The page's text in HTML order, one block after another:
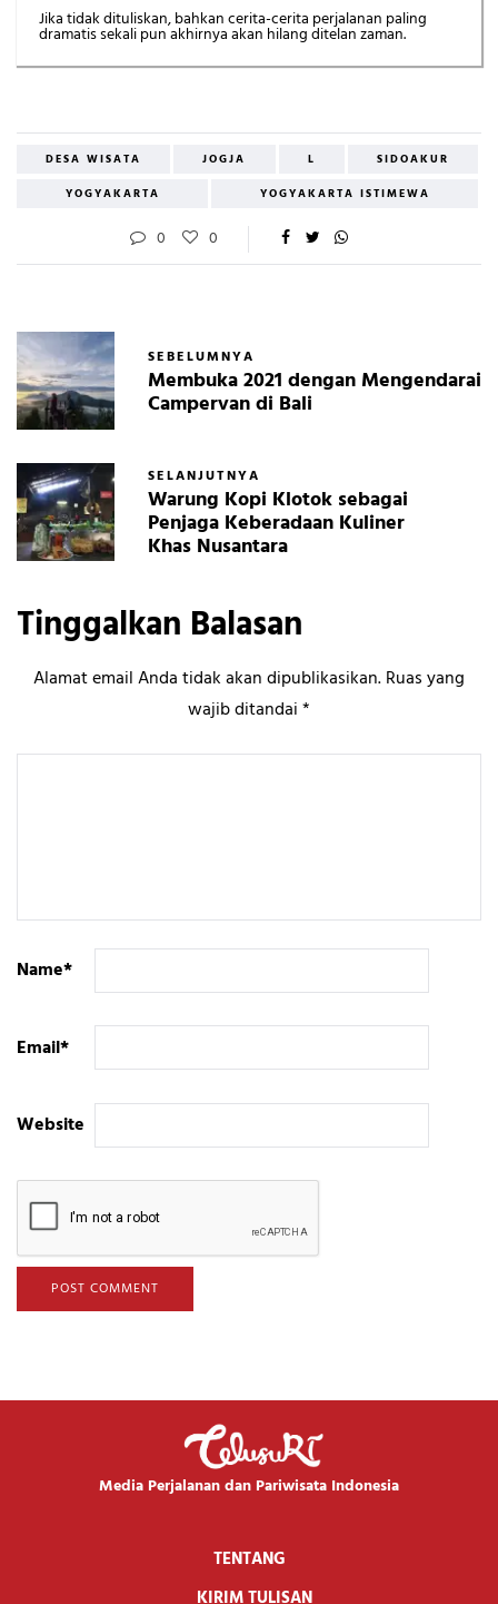
Jika tidak dituliskan, bahkan cerita-cerita perjalanan paling
dramatis sekali pun akhirnya akan hilang ditelan zaman.
DESA WISATA JOGJA L
SIDOAKUR
YOGYAKARTA
YOGYAKARTA ISTIMEWA
0 0
SEBELUMNYA
Membuka 2021 dengan Mengendarai
Campervan di Bali
SELANJUTNYA
Warung Kopi Klotok sebagai
Penjaga Keberadaan Kuliner
Khas Nusantara
Tinggalkan Balasan
Alamat email Anda tidak akan dipublikasikan.Ruas yang
wajib ditandai*
Name*
Email*
Website
Media Perjalanan dan Pariwisata Indonesia
TENTANG
KIRIM TULISAN